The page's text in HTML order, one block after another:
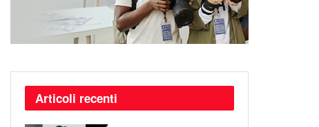
Articoli recenti